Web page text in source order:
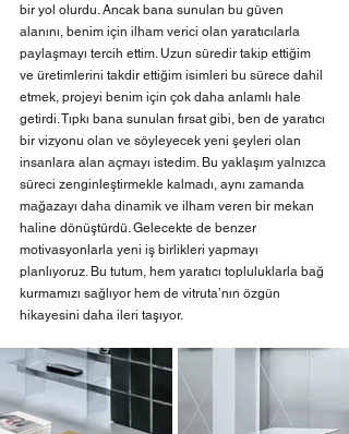
bir yol olurdu. Ancak bana sunulan bu güven
alanını, benim için ilham verici olan yaratıcılarla
paylaşmayı tercih ettim. Uzun süredir takip ettiğim
ve üretimlerini takdir ettiğim isimleri bu sürece dahil
etmek, projeyi benim için çok daha anlamlı hale
getirdi. Tıpkı bana sunulan fırsat gibi, ben de yaratıcı
bir vizyonu olan ve söyleyecek yeni şeyleri olan
insanlara alan açmayı istedim. Bu yaklaşım yalnızca
süreci zenginleştirmekle kalmadı, aynı zamanda
mağazayı daha dinamik ve ilham veren bir mekan
haline dönüştürdü. Gelecekte de benzer
motivasyonlarla yeni iş birlikleri yapmayı
planlıyoruz. Bu tutum, hem yaratıcı topluluklarla bağ
kurmamızı sağlıyor hem de vitruta’nın özgün
hikayesini daha ileri taşıyor.